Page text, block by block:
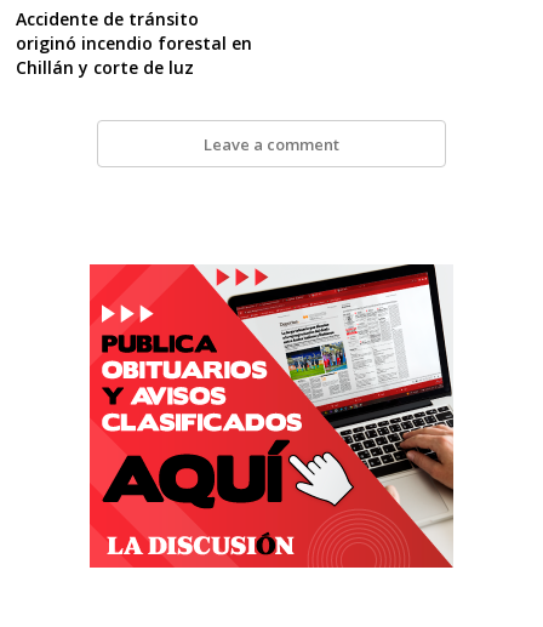
Accidente de tránsito
originó incendio forestal en
Chillán y corte de luz
Leave a comment